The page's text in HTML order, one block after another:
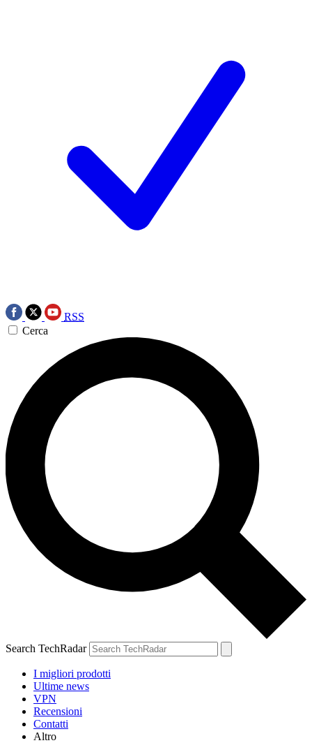
RSS
Cerca
Search TechRadar
I migliori prodotti
Ultime news
VPN
Recensioni
Contatti
Altro